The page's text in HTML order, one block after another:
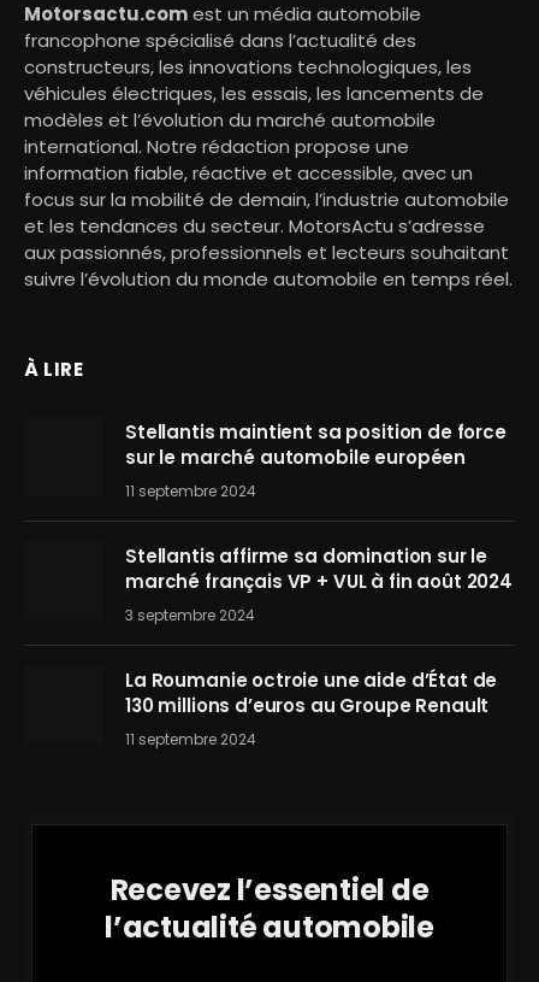
Motorsactu.comest un média automobile
francophone spécialisé dans l’actualité des
constructeurs, les innovations technologiques, les
véhicules électriques, les essais, les lancements de
modèles et l’évolution du marché automobile
international. Notre rédaction propose une
information fiable, réactive et accessible, avec un
focus sur la mobilité de demain, l’industrie automobile
et les tendances du secteur. MotorsActu s’adresse
aux passionnés, professionnels et lecteurs souhaitant
suivre l’évolution du monde automobile en temps réel.
À LIRE
Stellantis maintient sa position de force
sur le marché automobile européen
11 septembre 2024
Stellantis affirme sa domination sur le
marché français VP + VUL à fin août 2024
3 septembre 2024
La Roumanie octroie une aide d’État de
130 millions d’euros au Groupe Renault
11 septembre 2024
Recevez l’essentiel de
l’actualité automobile